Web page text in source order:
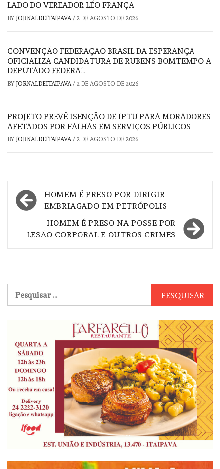
LADO DO VEREADOR LÉO FRANÇA
BY JORNALDEITAIPAVA/ 2 DE AGOSTO DE 2026
CONVENÇÃO FEDERAÇÃO BRASIL DA ESPERANÇA
OFICIALIZA CANDIDATURA DE RUBENS BOMTEMPO A
DEPUTADO FEDERAL
BY JORNALDEITAIPAVA/ 2 DE AGOSTO DE 2026
PROJETO PREVÊ ISENÇÃO DE IPTU PARA MORADORES
AFETADOS POR FALHAS EM SERVIÇOS PÚBLICOS
BY JORNALDEITAIPAVA/ 2 DE AGOSTO DE 2026
Navegação
de
HOMEM É PRESO POR DIRIGIR
EMBRIAGADO EM PETRÓPOLIS
HOMEM É PRESO NA POSSE POR
LESÃO CORPORAL E OUTROS CRIMES
por: